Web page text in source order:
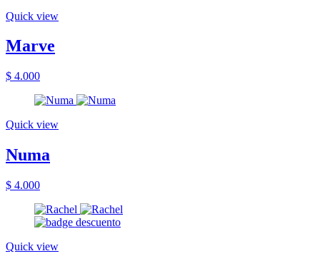
Quick view
Marve
$ 4.000
Quick view
Numa
$ 4.000
Quick view